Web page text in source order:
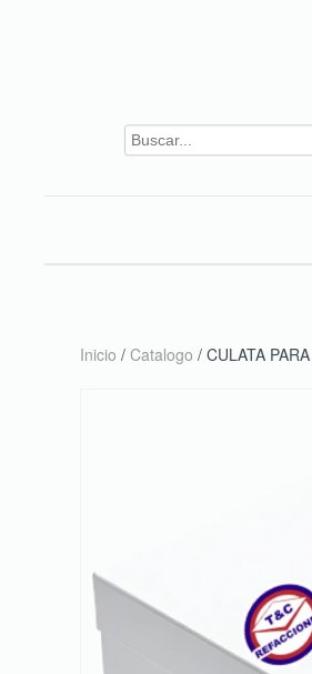
Inicio / Catalogo / CULATA